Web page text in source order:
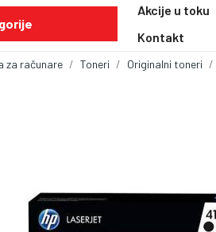
Akcije u toku
Kontakt
za računare Toneri Originalni toneri